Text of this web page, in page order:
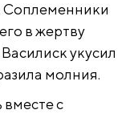
Соплеменники
в жертву
укусил
молния.
с